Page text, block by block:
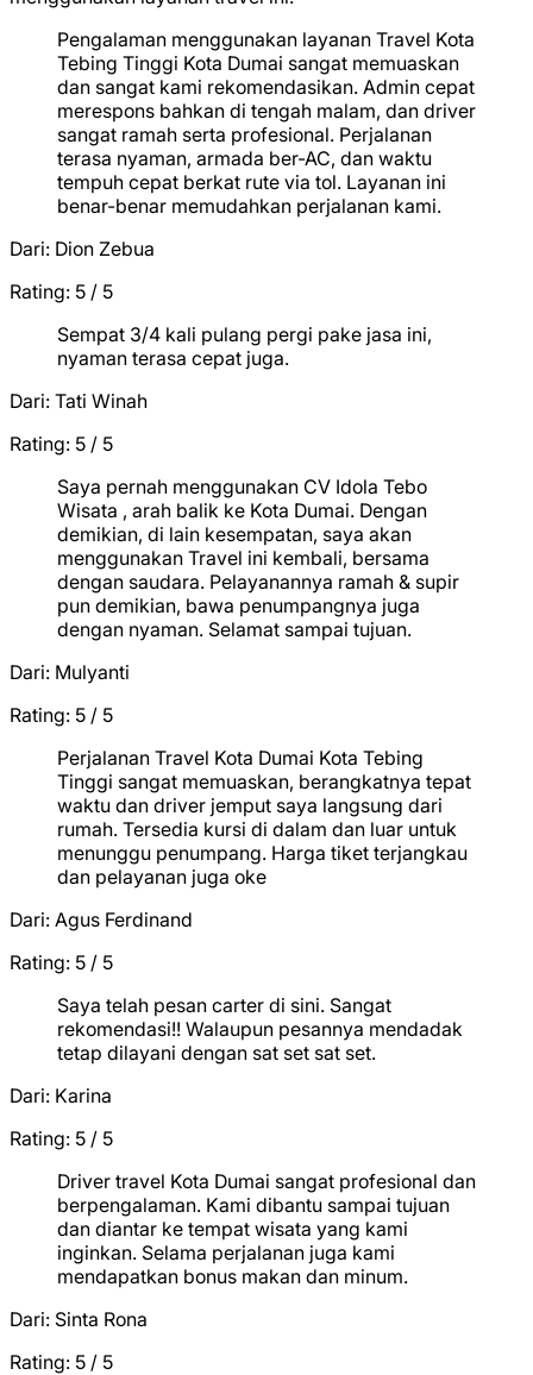
Pengalaman menggunakan layanan Travel Kota
Tebing Tinggi Kota Dumai sangat memuaskan
dan sangat kami rekomendasikan. Admin cepat
merespons bahkan di tengah malam, dan driver
sangat ramah serta profesional. Perjalanan
terasa nyaman, armada ber-AC, dan waktu
tempuh cepat berkat rute via tol. Layanan ini
benar-benar memudahkan perjalanan kami.
Dari: Dion Zebua
Rating: 5 / 5
Sempat 3/4 kali pulang pergi pake jasa ini,
nyaman terasa cepat juga.
Dari: Tati Winah
Rating: 5 / 5
Saya pernah menggunakan CV Idola Tebo
Wisata , arah balik ke Kota Dumai. Dengan
demikian, di lain kesempatan, saya akan
menggunakan Travel ini kembali, bersama
dengan saudara. Pelayanannya ramah & supir
pun demikian, bawa penumpangnya juga
dengan nyaman. Selamat sampai tujuan.
Dari: Mulyanti
Rating: 5 / 5
Perjalanan Travel Kota Dumai Kota Tebing
Tinggi sangat memuaskan, berangkatnya tepat
waktu dan driver jemput saya langsung dari
rumah. Tersedia kursi di dalam dan luar untuk
menunggu penumpang. Harga tiket terjangkau
dan pelayanan juga oke
Dari: Agus Ferdinand
Rating: 5 / 5
Saya telah pesan carter di sini. Sangat
rekomendasi!! Walaupun pesannya mendadak
tetap dilayani dengan sat set sat set.
Dari: Karina
Rating: 5 / 5
Driver travel Kota Dumai sangat profesional dan
berpengalaman. Kami dibantu sampai tujuan
dan diantar ke tempat wisata yang kami
inginkan. Selama perjalanan juga kami
mendapatkan bonus makan dan minum.
Dari: Sinta Rona
Rating: 5 / 5